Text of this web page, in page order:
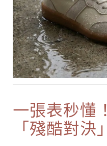
一張表秒懂
「殘酷對決」